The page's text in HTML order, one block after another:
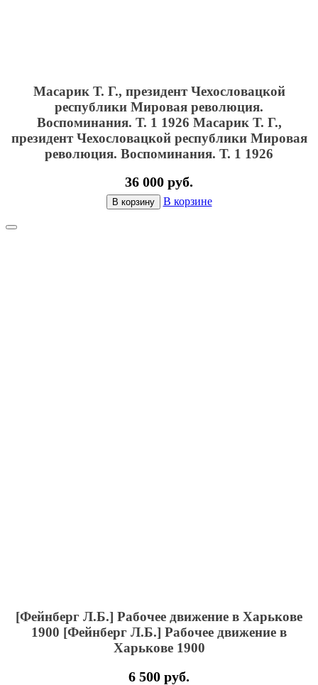
Масарик Т. Г., президент Чехословацкой
республики Мировая революция.
Воспоминания. Т. 1 1926 Масарик Т. Г.,
президент Чехословацкой республики Мировая
революция. Воспоминания. Т. 1 1926
36 000 руб.
В корзину В корзине
[Фейнберг Л.Б.] Рабочее движение в Харькове
1900 [Фейнберг Л.Б.] Рабочее движение в
Харькове 1900
6 500 руб.